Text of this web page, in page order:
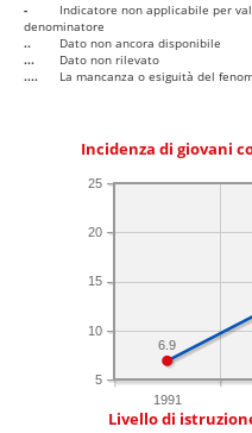
-
Indicatore non applicabile per
denominatore
..
Dato non ancora disponibile
...
Dato non rilevato
....
La mancanza o esiguità del
Incidenza di giovani
1991
5
10
15
20
25
6.9
Livello di